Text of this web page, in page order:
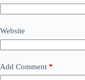
Website
Add Comment *